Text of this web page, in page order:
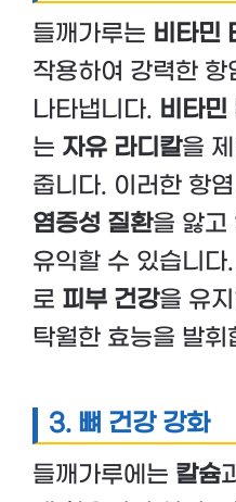
들깨가루는 비타민
작용하여 강력한
나타냅니다. 비타민
는 자유 라디칼을
줍니다. 이러한 항
염증성 질환을 앓고
유익할 수 있습니다
로 피부 건강을 유
탁월한 효능을 발휘
3. 뼈 건강 강화
들깨가루에는 칼슘